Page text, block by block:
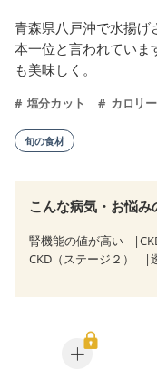
青森県八戸沖で水揚げ
本一位と言われていま
も美味しく。
塩分カット カロリ
旬の食材
こんな病気・お悩
腎機能の値が高い
CKD（ステージ２）